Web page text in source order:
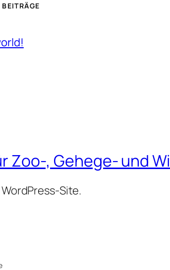
Zoo-, Gehege- und
Site.